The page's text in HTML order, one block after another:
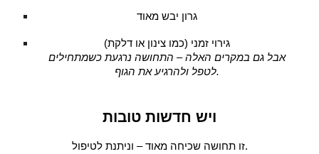
גרון יבש מאוד
גירוי זמני (כמו צינון או דלקת)
אבל גם במקרים האלה – התחושה נרגעת כשמתחילים
לטפל ולהרגיע את הגוף.
ויש חדשות טובות
זו תחושה שכיחה מאוד – וניתנת לטיפול.